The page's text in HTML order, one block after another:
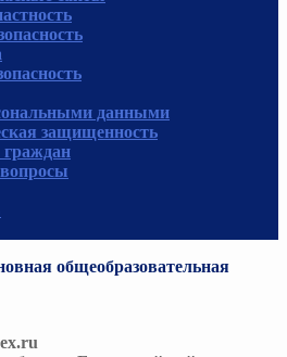
данными
защищенность
граждан
общеобразовательная